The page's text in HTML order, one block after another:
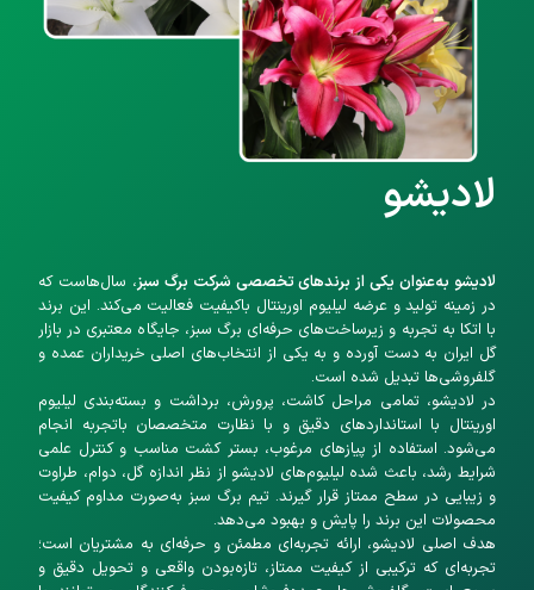
لادیشو
لادیشوبه‌عنوان یکی از برندهای تخصصی شرکت برگ سبز، سال‌هاست که
در زمینه تولید و عرضه لیلیوم اورینتال باکیفیت فعالیت می‌کند. این برند
با اتکا به تجربه و زیرساخت‌های حرفه‌ای برگ سبز، جایگاه معتبری در بازار
گل ایران به دست آورده و به یکی از انتخاب‌های اصلی خریداران عمده و
گلفروشی‌ها تبدیل شده است.
در لادیشو، تمامی مراحل کاشت، پرورش، برداشت و بسته‌بندی لیلیوم
اورینتال با استانداردهای دقیق و با نظارت متخصصان باتجربه انجام
می‌شود. استفاده از پیازهای مرغوب، بستر کشت مناسب و کنترل علمی
شرایط رشد، باعث شده لیلیوم‌های لادیشو از نظر اندازه گل، دوام، طراوت
و زیبایی در سطح ممتاز قرار گیرند. تیم برگ سبز به‌صورت مداوم کیفیت
محصولات این برند را پایش و بهبود می‌دهد.
هدف اصلی لادیشو، ارائه تجربه‌ای مطمئن و حرفه‌ای به مشتریان است؛
تجربه‌ای که ترکیبی از کیفیت ممتاز، تازه‌بودن واقعی و تحویل دقیق و